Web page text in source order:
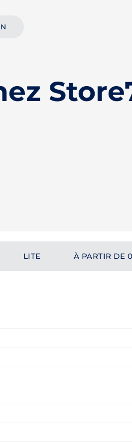
LITE À PARTIR DE